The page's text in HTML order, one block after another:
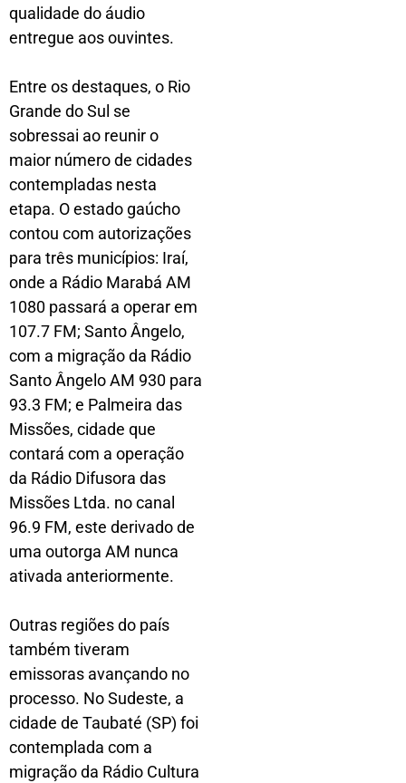
qualidade do áudio
entregue aos ouvintes.
Entre os destaques, o Rio
Grande do Sul se
sobressai ao reunir o
maior número de cidades
contempladas nesta
etapa. O estado gaúcho
contou com autorizações
para três municípios: Iraí,
onde a Rádio Marabá AM
1080 passará a operar em
107.7 FM; Santo Ângelo,
com a migração da Rádio
Santo Ângelo AM 930 para
93.3 FM; e Palmeira das
Missões, cidade que
contará com a operação
da Rádio Difusora das
Missões Ltda. no canal
96.9 FM, este derivado de
uma outorga AM nunca
ativada anteriormente.
Outras regiões do país
também tiveram
emissoras avançando no
processo. No Sudeste, a
cidade de Taubaté (SP) foi
contemplada com a
migração da Rádio Cultura